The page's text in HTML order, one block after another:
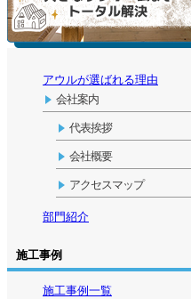
アウルが選ばれる理由
会社案内
代表挨拶
会社概要
アクセスマップ
部門紹介
施工事例
施工事例一覧